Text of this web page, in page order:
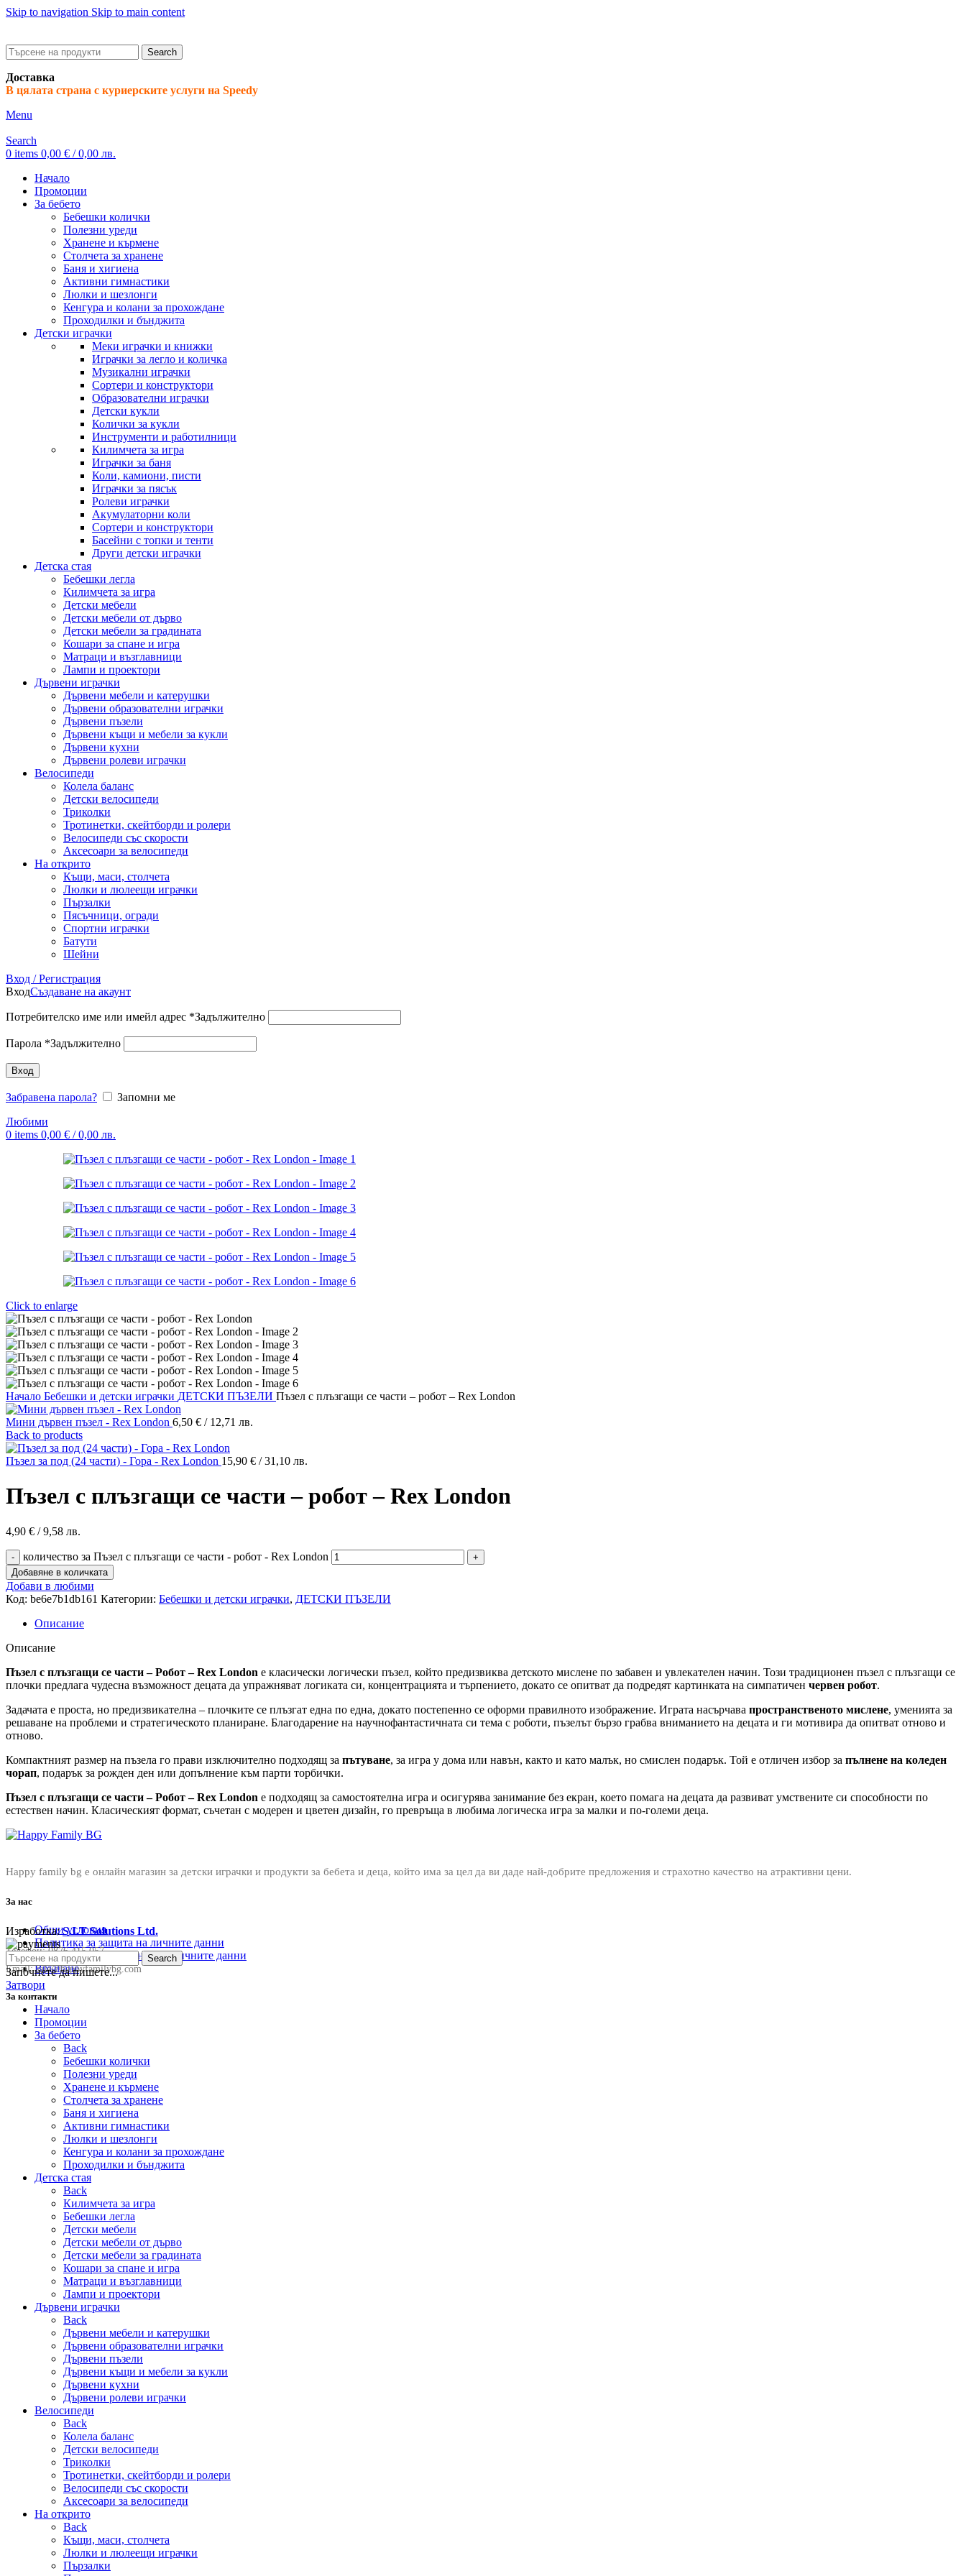
Skip to navigation Skip to main content
Search
Доставка
В цялата страна с куриерските услуги на Speedy
Menu
Search
0 items 0,00 € / 0,00 лв.
Начало
Промоции
За бебето
Бебешки колички
Полезни уреди
Хранене и кърмене
Столчета за хранене
Баня и хигиена
Активни гимнастики
Люлки и шезлонги
Кенгура и колани за прохождане
Проходилки и бънджита
Детски играчки
Меки играчки и книжки
Играчки за легло и количка
Музикални играчки
Сортери и конструктори
Образователни играчки
Детски кукли
Колички за кукли
Инструменти и работилници
Килимчета за игра
Играчки за баня
Коли, камиони, писти
Играчки за пясък
Ролеви играчки
Акумулаторни коли
Сортери и конструктори
Басейни с топки и тенти
Други детски играчки
Детска стая
Бебешки легла
Килимчета за игра
Детски мебели
Детски мебели от дърво
Детски мебели за градината
Кошари за спане и игра
Матраци и възглавници
Лампи и проектори
Дървени играчки
Дървени мебели и катерушки
Дървени образователни играчки
Дървени пъзели
Дървени къщи и мебели за кукли
Дървени кухни
Дървени ролеви играчки
Велосипеди
Колела баланс
Детски велосипеди
Триколки
Тротинетки, скейтборди и ролери
Велосипеди със скорости
Аксесоари за велосипеди
На открито
Къщи, маси, столчета
Люлки и люлеещи играчки
Пързалки
Пясъчници, огради
Спортни играчки
Батути
Шейни
Вход / Регистрация
ВходСъздаване на акаунт
Потребителско име или имейл адрес *Задължително
Парола *Задължително
Вход
Забравена парола?
Запомни ме
Любими
0 items 0,00 € / 0,00 лв.
Click to enlarge
Начало Бебешки и детски играчки ДЕТСКИ ПЪЗЕЛИ Пъзел с плъзгащи се части – робот – Rex London
Мини дървен пъзел - Rex London 6,50 € / 12,71 лв.
Back to products
Пъзел за под (24 части) - Гора - Rex London 15,90 € / 31,10 лв.
Пъзел с плъзгащи се части – робот – Rex London
4,90 € / 9,58 лв.
количество за Пъзел с плъзгащи се части - робот - Rex London
Добавяне в количката
Добави в любими
Код: be6e7b1db161 Категории: Бебешки и детски играчки, ДЕТСКИ ПЪЗЕЛИ
Описание
Описание
Пъзел с плъзгащи се части – Робот – Rex London е класически логически пъзел, който предизвиква детското мислене по забавен и увлекателен начин. Този традиционен пъзел с плъзгащи се
плочки предлага чудесна възможност децата да упражняват логиката си, концентрацията и търпението, докато се опитват да подредят картинката на симпатичен червен робот.
Задачата е проста, но предизвикателна – плочките се плъзгат една по една, докато постепенно се оформи правилното изображение. Играта насърчава пространственото мислене, уменията за
решаване на проблеми и стратегическото планиране. Благодарение на научнофантастичната си тема с роботи, пъзелът бързо грабва вниманието на децата и ги мотивира да опитват отново и
отново.
Компактният размер на пъзела го прави изключително подходящ за пътуване, за игра у дома или навън, както и като малък, но смислен подарък. Той е отличен избор за пълнене на коледен
чорап, подарък за рожден ден или допълнение към парти торбички.
Пъзел с плъзгащи се части – Робот – Rex London е подходящ за самостоятелна игра и осигурява занимание без екран, което помага на децата да развиват умствените си способности по
естествен начин. Класическият формат, съчетан с модерен и цветен дизайн, го превръща в любима логическа игра за малки и по-големи деца.
Happy family bg е онлайн магазин за детски играчки и продукти за бебета и деца, който има за цел да ви даде най-добрите предложения и страхотно качество на атрактивни цени.
За нас
Общи условия
Политика за защита на личните данни
Политика за съхранение на личните данни
Връщане
За контакти
Телефон:0876 415 057
Email:sale@happyfamilybg.com
Изработка:S.I.T Solutions Ltd.
Search
Започнете да пишете...
Затвори
Начало
Промоции
За бебето
Back
Бебешки колички
Полезни уреди
Хранене и кърмене
Столчета за хранене
Баня и хигиена
Активни гимнастики
Люлки и шезлонги
Кенгура и колани за прохождане
Проходилки и бънджита
Детска стая
Back
Килимчета за игра
Бебешки легла
Детски мебели
Детски мебели от дърво
Детски мебели за градината
Кошари за спане и игра
Матраци и възглавници
Лампи и проектори
Дървени играчки
Back
Дървени мебели и катерушки
Дървени образователни играчки
Дървени пъзели
Дървени къщи и мебели за кукли
Дървени кухни
Дървени ролеви играчки
Велосипеди
Back
Колела баланс
Детски велосипеди
Триколки
Тротинетки, скейтборди и ролери
Велосипеди със скорости
Аксесоари за велосипеди
На открито
Back
Къщи, маси, столчета
Люлки и люлеещи играчки
Пързалки